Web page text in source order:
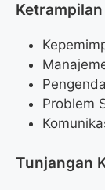
Problem
Tunjangan